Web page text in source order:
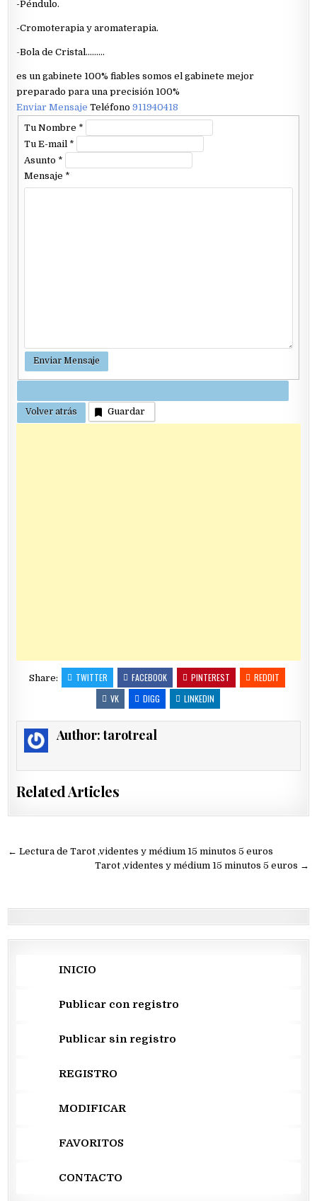
-Péndulo.
-Cromoterapia y aromaterapia.
-Bola de Cristal………
es un gabinete 100% fiables somos el gabinete mejor
preparado para una precisión 100%
Enviar MensajeTeléfono911940418
Tu Nombre *
Tu E-mail *
Asunto *
Mensaje *
Guardar
Share: TWITTER FACEBOOK PINTEREST
REDDIT
VK
DIGG LINKEDIN
Author:tarotreal
Related Articles
Navegación
← Lectura de Tarot ,videntes y médium 15 minutos 5 euros
Tarot ,videntes y médium 15 minutos 5 euros →
INICIO
Publicar con registro
Publicar sin registro
REGISTRO
MODIFICAR
FAVORITOS
CONTACTO